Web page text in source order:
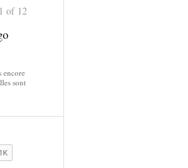
encore
sont
1 of 12